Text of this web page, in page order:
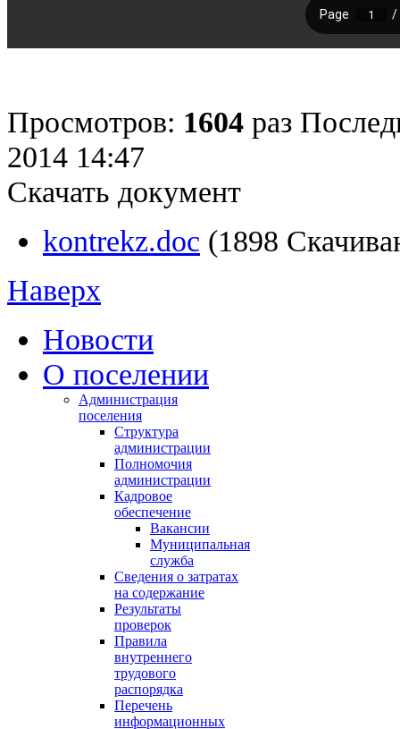
Просмотров: 1604 раз
2014 14:47
Скачать документ
kontrekz.doc (1898
Наверх
Новости
О поселении
Администрация
поселения
Структура
администрации
Полномочия
администрации
Кадровое
обеспечение
Вакансии
Муниципальная
служба
Сведения о затратах
на содержание
Результаты
проверок
Правила
внутреннего
трудового
распорядка
Перечень
информационных